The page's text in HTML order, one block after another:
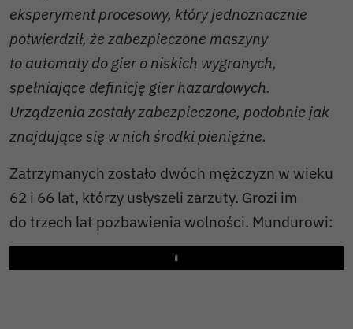
eksperyment procesowy, który jednoznacznie
potwierdził, że zabezpieczone maszyny
to automaty do gier o niskich wygranych,
spełniające definicję gier hazardowych.
Urządzenia zostały zabezpieczone, podobnie jak
znajdujące się w nich środki pieniężne.
Zatrzymanych zostało dwóch mężczyzn w wieku
62 i 66 lat, którzy usłyszeli zarzuty. Grozi im
do trzech lat pozbawienia wolności. Mundurowi:
Play